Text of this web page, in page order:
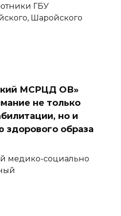
ГБУ
Шаройского
МСРЦД ОВ»
не только
но и
образа
медико-социально